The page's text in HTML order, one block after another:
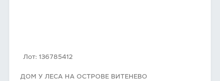
Лот: 136785412
ДОМ У ЛЕСА НА ОСТРОВЕ ВИТЕНЕВО